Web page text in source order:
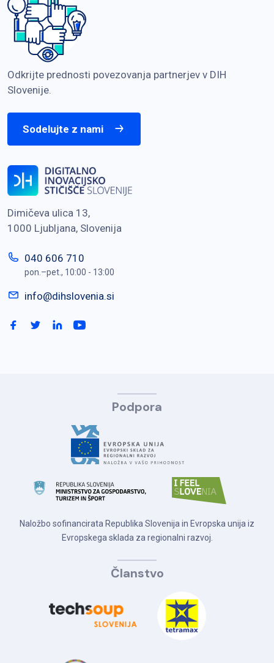
Odkrijte prednosti povezovanja partnerjev v DIH
Slovenije.
Sodelujte z nami
Dimičeva ulica 13,
1000 Ljubljana, Slovenija
040 606 710
pon.–pet., 10:00 - 13:00
info@dihslovenia.si
Podpora
Naložbo sofinancirata Republika Slovenija in Evropska unija iz
Evropskega sklada za regionalni razvoj.
Članstvo